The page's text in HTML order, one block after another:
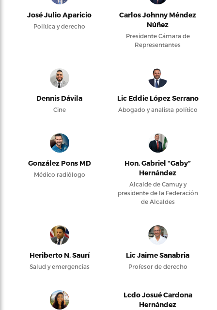
José Julio Aparicio
Política y derecho
Carlos Johnny Méndez
Núñez
Presidente Cámara de
Representantes
Dennis Dávila
Cine
Lic Eddie López Serrano
Abogado y analista político
González Pons MD
Médico radiólogo
Hon. Gabriel “Gaby”
Hernández
Alcalde de Camuy y
presidente de la Federación
de Alcaldes
Heriberto N. Saurí
Salud y emergencias
Lic Jaime Sanabria
Profesor de derecho
Lcdo Josué Cardona
Hernández